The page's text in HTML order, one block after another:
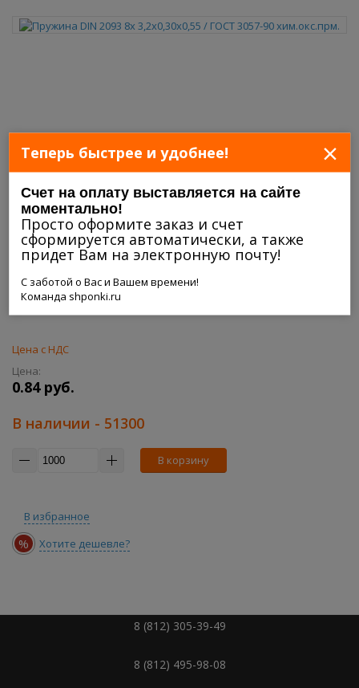
Теперь быстрее и удобнее! ×
Счет на оплату выставляется на сайте
моментально!
Просто оформите заказ и счет
сформируется автоматически, а также
придет Вам на электронную почту!
С заботой о Вас и Вашем времени!
Команда shponki.ru
Цена с НДС
Цена:
0.84 руб.
В наличии - 51300
В корзину
В избранное
% Хотите дешевле?
8 (812) 305-39-49
8 (812) 495-98-08